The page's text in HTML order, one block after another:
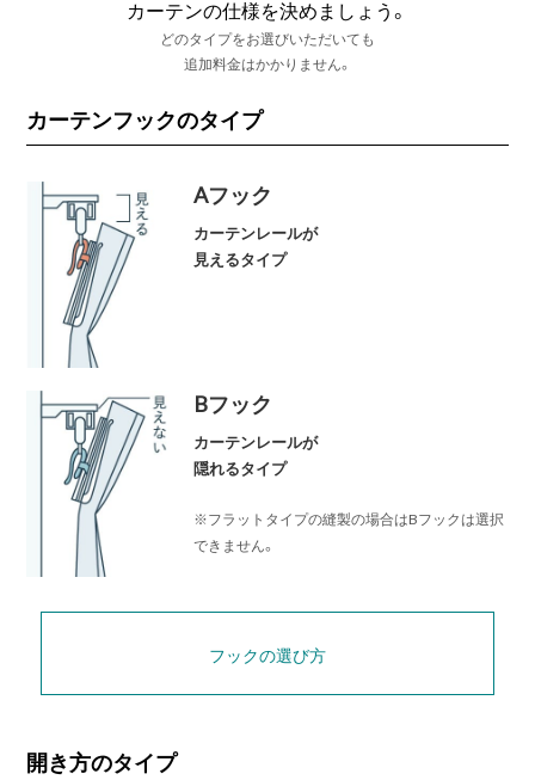
カーテンの仕様を決めましょう。
どのタイプをお選びいただいても
追加料金はかかりません。
カーテンフックのタイプ
Aフック
カーテンレールが
見えるタイプ
Bフック
カーテンレールが
隠れるタイプ
※フラットタイプの縫製の場合はBフックは選択
できません。
フックの選び方
開き方のタイプ